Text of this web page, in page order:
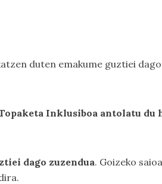
duten emakume guztiei
Inklusiboa antolatu
dago zuzendua. Goizeko